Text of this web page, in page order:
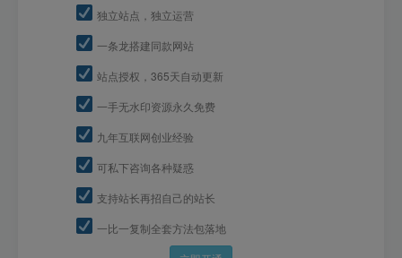
独立站点，独立运营
一条龙搭建同款网站
站点授权，365天自动更新
一手无水印资源永久免费
九年互联网创业经验
可私下咨询各种疑惑
支持站长再招自己的站长
一比一复制全套方法包落地